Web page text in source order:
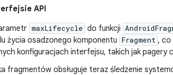
API
maxLifecycle do funkcji
życia osadzonego komponentu Fragment , co
konfiguracjach interfejsu, takich jak pagery
fragmentów obsługuje teraz śledzenie